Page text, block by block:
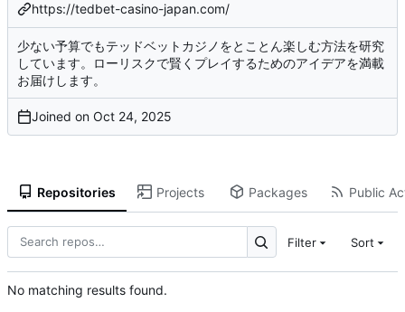
https://tedbet-casino-japan.com/
少ない予算でもテッドベットカジノをとことん楽しむ方法を研究
しています。ローリスクで賢くプレイするためのアイデアを満載
お届けします。
Joined on
Repositories Projects Packages Public
Filter Sort
No matching results found.